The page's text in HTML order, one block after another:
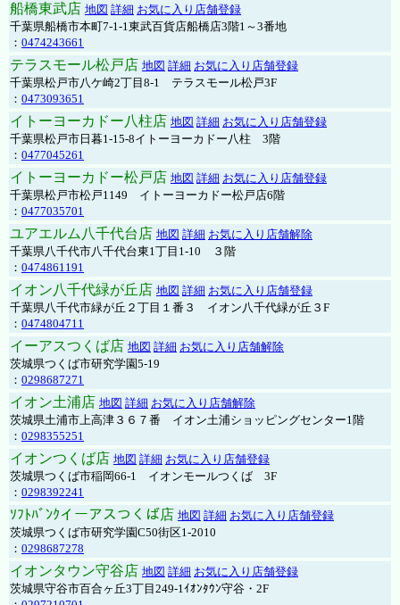
船橋東武店 地図 詳細 お気に入り店舗登録
千葉県船橋市本町7-1-1東武百貨店船橋店3階1～3番地
： 0474243661
テラスモール松戸店 地図 詳細 お気に入り店舗登録
千葉県松戸市八ケ崎2丁目8-1 テラスモール松戸3F
： 0473093651
イトーヨーカドー八柱店 地図 詳細 お気に入り店舗登録
千葉県松戸市日暮1-15-8イトーヨーカドー八柱 3階
： 0477045261
イトーヨーカドー松戸店 地図 詳細 お気に入り店舗登録
千葉県松戸市松戸1149 イトーヨーカドー松戸店6階
： 0477035701
ユアエルム八千代台店 地図 詳細 お気に入り店舗解除
千葉県八千代市八千代台東1丁目1-10 ３階
： 0474861191
イオン八千代緑が丘店 地図 詳細 お気に入り店舗登録
千葉県八千代市緑が丘２丁目１番３ イオン八千代緑が丘３F
： 0474804711
イーアスつくば店 地図 詳細 お気に入り店舗解除
茨城県つくば市研究学園5-19
： 0298687271
イオン土浦店 地図 詳細 お気に入り店舗解除
茨城県土浦市上高津３６７番 イオン土浦ショッピングセンター1階
： 0298355251
イオンつくば店 地図 詳細 お気に入り店舗登録
茨城県つくば市稲岡66-1 イオンモールつくば 3F
： 0298392241
ｿﾌﾄﾊﾞﾝｸイーアスつくば店 地図 詳細 お気に入り店舗登録
茨城県つくば市研究学園C50街区1-2010
： 0298687278
イオンタウン守谷店 地図 詳細 お気に入り店舗登録
茨城県守谷市百合ヶ丘3丁目249-1ｲｵﾝﾀｳﾝ守谷・2F